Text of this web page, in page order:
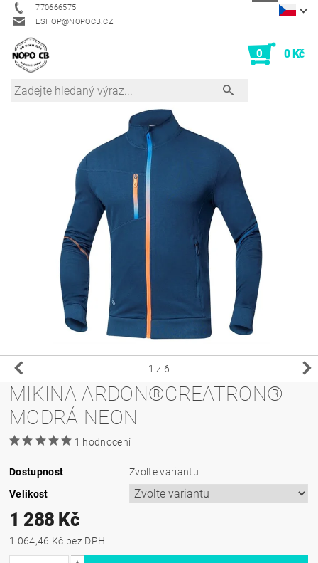
770666575
ESHOP@NOPOCB.CZ
0 0 Kč
1 z 6
MIKINA ARDON®CREATRON®
MODRÁ NEON
1 hodnocení
Dostupnost
Zvolte variantu
Velikost
1 288 Kč
1 064,46 Kč bez DPH